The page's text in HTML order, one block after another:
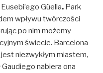
Eusebi’ego Güella. Park
wpływu twórczości
po nim możemy
świecie. Barcelona
niezwykłym miastem,
nabiera ona